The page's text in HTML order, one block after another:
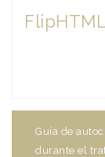
entradas
Guía de
durante el